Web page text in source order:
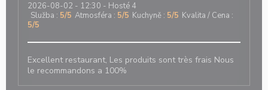
2026-08-02 - 12:30 - Hosté 4
Služba : 5/5 Atmosféra : 5/5 Kuchyně : 5/5 Kvalita / Cena :
5/5
Excellent restaurant, Les produits sont très frais Nous
le recommandons a 100%